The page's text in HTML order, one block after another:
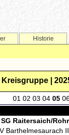
Historie
|
01 02 03 04 05
SG Raitersaich/Rohr
Barthelmesaurach II